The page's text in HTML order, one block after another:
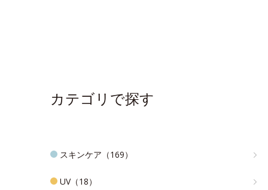
カテゴリで探す
スキンケア（169）
UV（18）